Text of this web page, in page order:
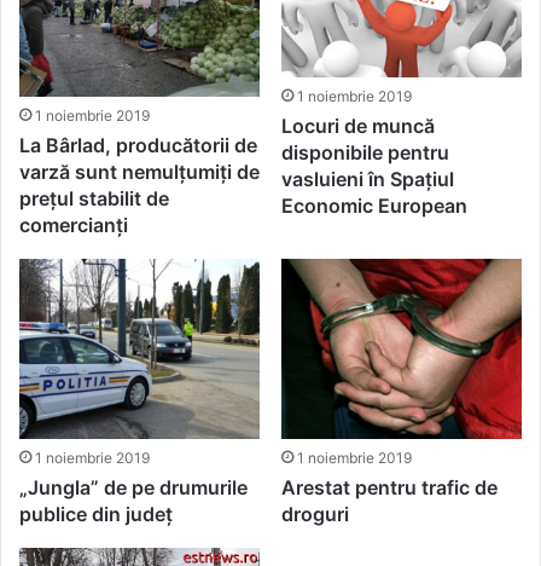
1 noiembrie 2019
La Bârlad, producătorii de
varză sunt nemulțumiți de
prețul stabilit de
comercianți
1 noiembrie 2019
Locuri de muncă
disponibile pentru
vasluieni în Spațiul
Economic European
1 noiembrie 2019
„Jungla” de pe drumurile
publice din județ
1 noiembrie 2019
Arestat pentru trafic de
droguri